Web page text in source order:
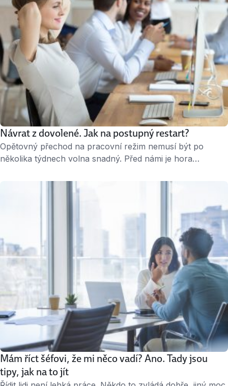
Návrat z dovolené. Jak na postupný restart?
Opětovný přechod na pracovní režim nemusí být po
několika týdnech volna snadný. Před námi je hora
nějak malátný a do ničeho se mu dvakrát nechce. Co
můžete udělat, abyste se dostali pozvolna opět do tempa?
Čas dovolených postupně končí, ale řada lidí se na …
Mám říct šéfovi, že mi něco vadí? Ano. Tady jsou
tipy, jak na to jít